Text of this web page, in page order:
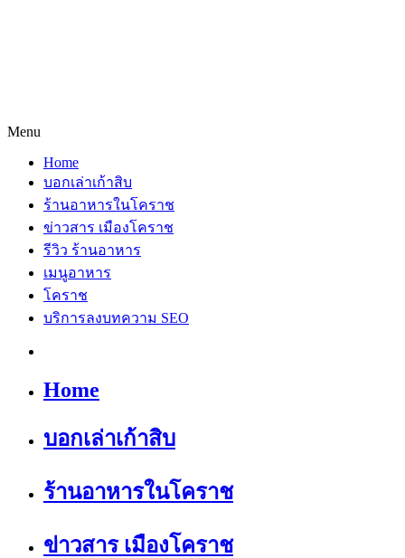
Menu
Home
บอกเล่าเก้าสิบ
ร้านอาหารในโคราช
ข่าวสาร เมืองโคราช
รีวิว ร้านอาหาร
เมนูอาหาร
โคราช
บริการลงบทความ SEO
Home
บอกเล่าเก้าสิบ
ร้านอาหารในโคราช
ข่าวสาร เมืองโคราช